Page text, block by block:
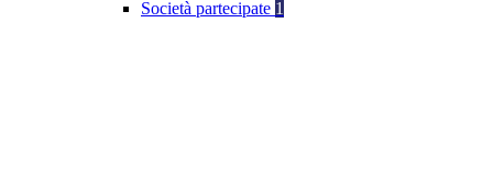
Società partecipate 1